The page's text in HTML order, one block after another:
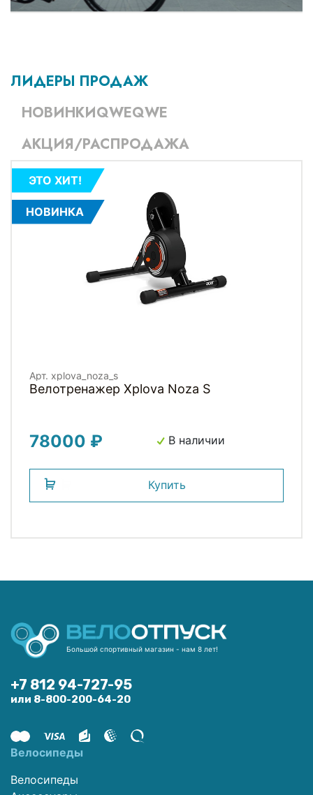
ЛИДЕРЫ ПРОДАЖ
НОВИНКИQWEQWE
АКЦИЯ/РАСПРОДАЖА
ЭТО ХИТ!
НОВИНКА
Арт. xplova_noza_s
Велотренажер Xplova Noza S
78000 ₽ В наличии
Купить
Большой спортивный магазин - нам 8 лет!
+7 812 94-727-95
или 8-800-200-64-20
Велосипеды
Велосипеды